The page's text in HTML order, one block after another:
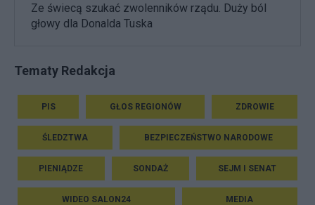
Ze świecą szukać zwolenników rządu. Duży ból
głowy dla Donalda Tuska
Tematy Redakcja
PIS GŁOS REGIONÓW ZDROWIE
ŚLEDZTWA BEZPIECZEŃSTWO NARODOWE
PIENIĄDZE SONDAŻ SEJM I SENAT
WIDEO SALON24 MEDIA